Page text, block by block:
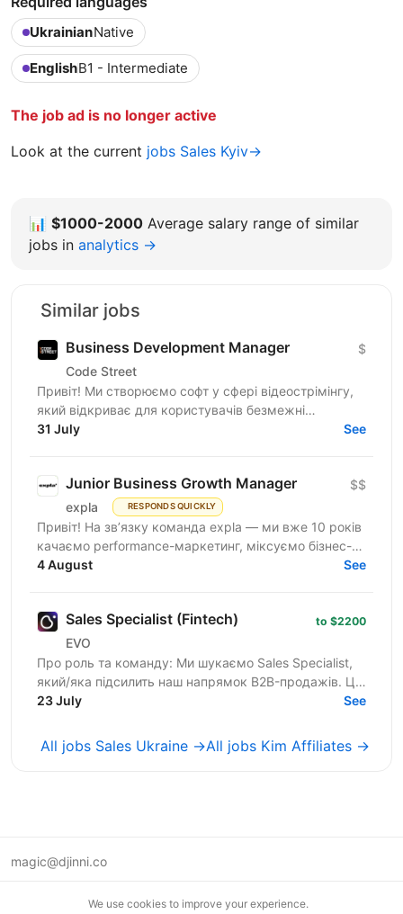
UkrainianNative
EnglishB1 - Intermediate
The job ad is no longer active
Look at the current jobs Sales Kyiv→
📊 $1000-2000 Average salary range of similar
jobs in analytics →
Similar jobs
Business Development Manager
Code Street
$
Привіт! Ми створюємо софт у сфері відеострімінгу,
який відкриває для користувачів безмежні
можливості. Наш продукт уже підкорив ринок США і
31 July See
Junior Business Growth Manager
expla RESPONDS QUICKLY
$$
Привіт! На зв’язку команда expla — ми вже 10 років
качаємо performance-маркетинг, міксуємо бізнес-
підхід з цифрами та технічними рішеннями, і
4 August See
Sales Specialist (Fintech)
EVO
to $2200
Про роль та команду: Ми шукаємо Sales Specialist,
який/яка підсилить наш напрямок B2B-продажів. Ця
роль — для спеціаліста з обов'язковим досвідом у
23 July See
All jobs Sales Ukraine →All jobs Kim Affiliates →
magic@djinni.co
We use cookies to improve your experience.